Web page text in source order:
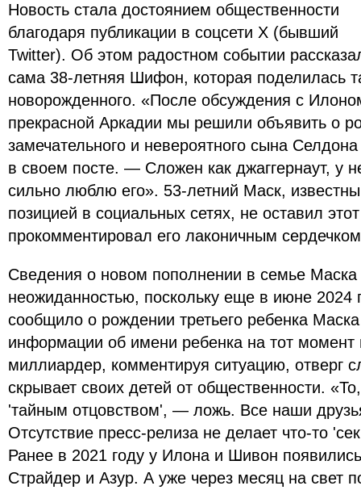
Новость стала достоянием общественности
благодаря публикации в соцсети X (бывший
Twitter). Об этом радостном событии
сама 38-летняя Шифон, которая поделилась
новорожденного. «После обсуждения с
прекрасной Аркадии мы решили объявить о
замечательного и невероятного сына
в своем посте. — Сложен как джаггернаут, у
сильно люблю его». 53-летний Маск,
позицией в социальных сетях, не оставил
прокомментировал его лаконичным
Сведения о новом пополнении в семье Маска
неожиданностью, поскольку еще в июне 2024
сообщило о рождении третьего ребенка
информации об имени ребенка на тот
миллиардер, комментируя ситуацию, отверг
скрывает своих детей от общественности.
'тайным отцовством', — ложь. Все наши
Отсутствие пресс-релиза не делает что-то
Ранее в 2021 году у Илона и Шивон
Страйдер и Азур. А уже через месяц на свет